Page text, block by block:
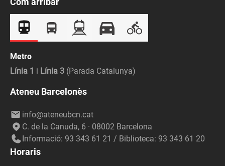
Metro
Línia 1 i Línia 3 (Parada Catalunya)
Ateneu Barcelonès
info@ateneubcn.cat
C. de la Canuda, 6 · 08002 Barcelona
Informació: 93 343 61 21 / Biblioteca: 93 343 61 20
Horaris